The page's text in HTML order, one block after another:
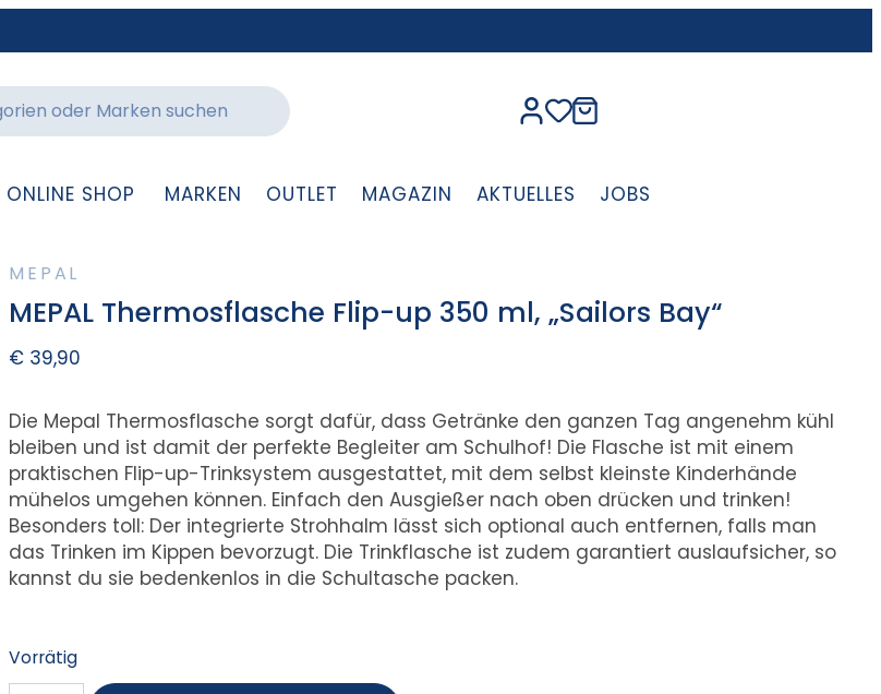
ONLINE SHOP MARKEN OUTLET MAGAZIN AKTUELLES JOBS
MEPAL
MEPAL Thermosflasche Flip-up 350 ml, „Sailors Bay“
€ 39,90
Die Mepal Thermosflasche sorgt dafür, dass Getränke den ganzen Tag angenehm kühl
bleiben und ist damit der perfekte Begleiter am Schulhof! Die Flasche ist mit einem
praktischen Flip-up-Trinksystem ausgestattet, mit dem selbst kleinste Kinderhände
mühelos umgehen können. Einfach den Ausgießer nach oben drücken und trinken!
Besonders toll: Der integrierte Strohhalm lässt sich optional auch entfernen, falls man
das Trinken im Kippen bevorzugt. Die Trinkflasche ist zudem garantiert auslaufsicher, so
kannst du sie bedenkenlos in die Schultasche packen.
Vorrätig